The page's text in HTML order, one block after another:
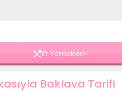
Et Yemekleri
Baklava Tarifi